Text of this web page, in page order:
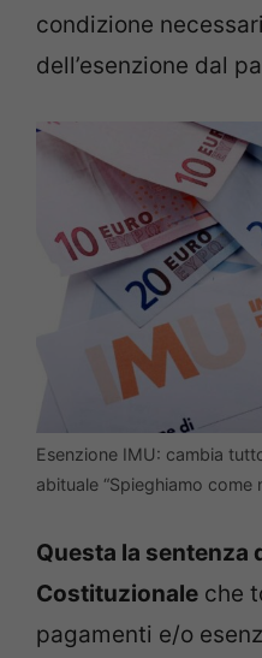
condizione
dell’esenzione dal
Esenzione IMU: cambia
abituale “Spieghiamo come
Questa la sentenza
Costituzionale che
pagamenti e/o